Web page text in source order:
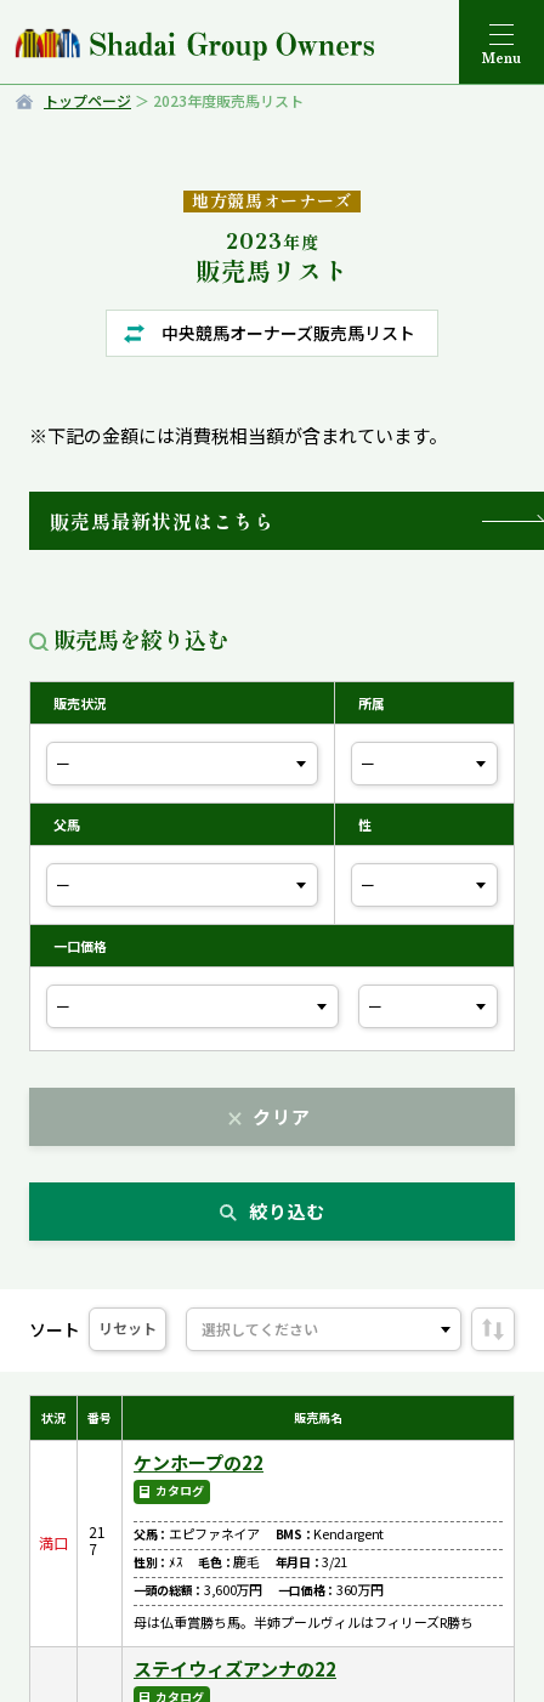
トップページ 2023年度販売馬リスト
地方競馬オーナーズ
2023年度
販売馬リスト
中央競馬オーナーズ販売馬リスト
※下記の金額には消費税相当額が含まれています。
販売馬最新状況はこちら
販売馬を絞り込む
販売状況 所属
父馬 性
一口価格
クリア
絞り込む
ソート リセット
状況 番号 販売馬名
満口
21
7
ケンホープの22
カタログ
父馬： エピファネイア BMS：Kendargent
性別：ﾒｽ 毛色：鹿毛 年月日：3/21
一頭の総額：3,600万円 一口価格：360万円
母は仏重賞勝ち馬。半姉プールヴィルはフィリーズR勝ち
ステイウィズアンナの22
カタログ